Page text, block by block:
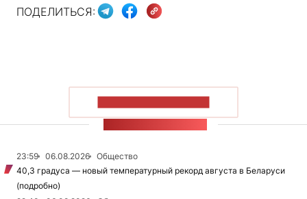
ПОДЕЛИТЬСЯ:
23:59 06.08.2026
Общество
40,3 градуса — новый температурный рекорд августа в Беларуси
(подробно)